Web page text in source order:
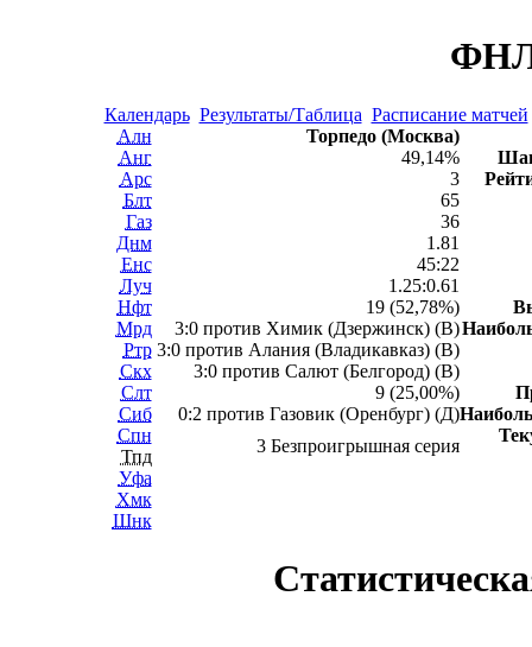
ФНЛ
Календарь Результаты/Таблица Расписание матчей
Алн
Анг
Арс
Блт
Газ
Днм
Енс
Луч
Нфт
Мрд
Ртр
Скх
Слт
Сиб
Спн
Тпд
Уфа
Хмк
Шнк
Торпедо (Москва)
49,14%
3
65
36
1.81
45:22
1.25:0.61
19 (52,78%)
3:0 против Химик (Дзержинск) (В)
3:0 против Алания (Владикавказ) (В)
3:0 против Салют (Белгород) (В)
9 (25,00%)
0:2 против Газовик (Оренбург) (Д)
3 Безпроигрышная серия